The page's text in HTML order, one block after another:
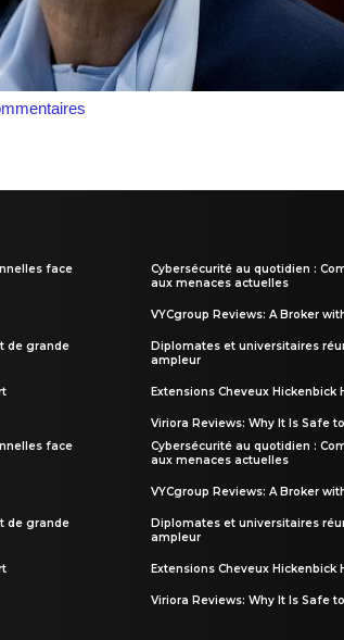
face
de grande
face
de grande
Cybersécurité au quotidien :
aux menaces actuelles
VYCgroup Reviews: A Broker
Diplomates et universitaires
ampleur
Extensions Cheveux Hickenbick
Viriora Reviews: Why It Is Safe
Cybersécurité au quotidien :
aux menaces actuelles
VYCgroup Reviews: A Broker
Diplomates et universitaires
ampleur
Extensions Cheveux Hickenbick
Viriora Reviews: Why It Is Safe